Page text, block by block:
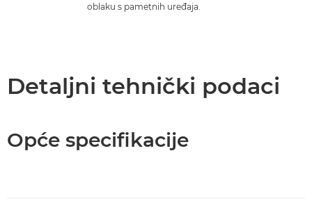
oblaku s pametnih uređaja.
Detaljni tehnički podaci
Opće specifikacije